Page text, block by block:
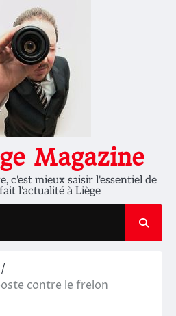
Magazine
c'est mieux saisir l'essentiel de
l'actualité à Liège
contre le frelon